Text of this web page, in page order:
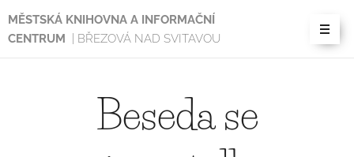
MĚSTSKÁ KNIHOVNA A INFORMAČNÍ
CENTRUM
| BŘEZOVÁ NAD SVITAVOU
Beseda se